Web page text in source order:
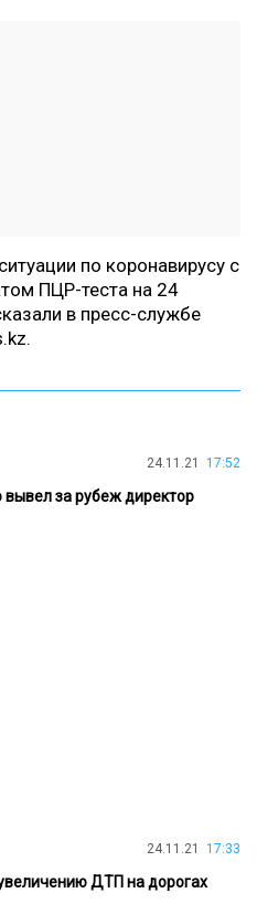
по коронавирусу с
ПЦР-теста на 24
в пресс-службе
.
24.11.21 17:52
вывел за рубеж директор
24.11.21 17:33
ДТП на дорогах